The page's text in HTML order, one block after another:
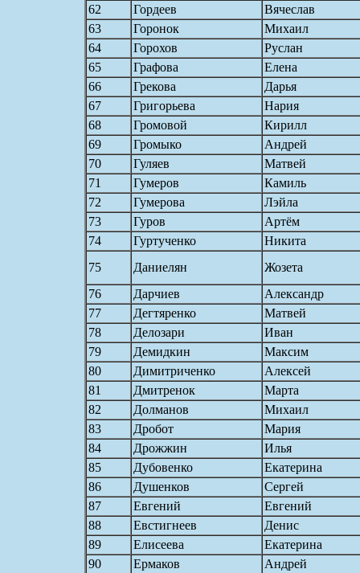
62
Гордеев
Вячеслав
63
Горонок
Михаил
64
Горохов
Руслан
65
Графова
Елена
66
Грекова
Дарья
67
Григорьева
Нария
68
Громовой
Кирилл
69
Громыко
Андрей
70
Гуляев
Матвей
71
Гумеров
Камиль
72
Гумерова
Лэйла
73
Гуров
Артём
74
Гуртученко
Никита
75
Даниелян
Жозета
76
Дарчиев
Александр
77
Дегтяренко
Матвей
78
Делозари
Иван
79
Демидкин
Максим
80
Димитриченко
Алексей
81
Дмитренок
Марта
82
Долманов
Михаил
83
Дробот
Мария
84
Дрожжин
Илья
85
Дубовенко
Екатерина
86
Душенков
Сергей
87
Евгений
Евгений
88
Евстигнеев
Денис
89
Елисеева
Екатерина
90
Ермаков
Андрей